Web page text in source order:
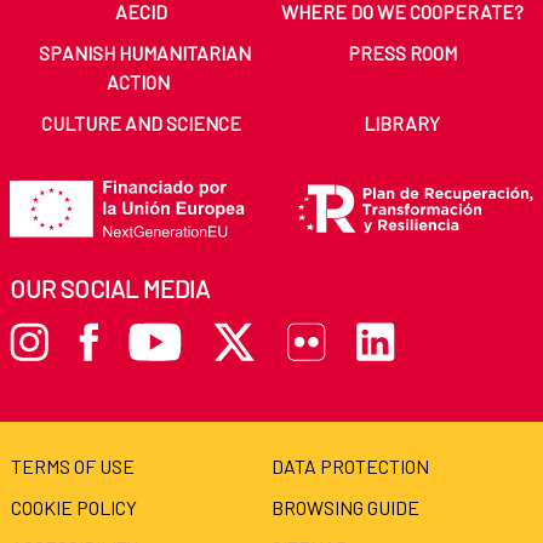
AECID
WHERE DO WE COOPERATE?
SPANISH HUMANITARIAN
ACTION
PRESS ROOM
CULTURE AND SCIENCE LIBRARY
OUR SOCIAL MEDIA
TERMS OF USE
DATA PROTECTION
COOKIE POLICY
BROWSING GUIDE